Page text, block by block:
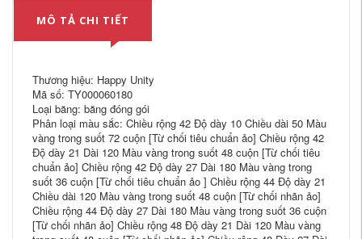
MÔ TẢ CHI TIẾT
Thương hiệu: Happy Unity
Mã số: TY000060180
Loại băng: băng đóng gói
Phân loại màu sắc: Chiều rộng 42 Độ dày 10 Chiều dài 50 Màu
vàng trong suốt 72 cuộn [Từ chối tiêu chuẩn ảo] Chiều rộng 42
Độ dày 21 Dài 120 Màu vàng trong suốt 48 cuộn [Từ chối tiêu
chuẩn ảo] Chiều rộng 42 Độ dày 27 Dài 180 Màu vàng trong
suốt 36 cuộn [Từ chối tiêu chuẩn ảo ] Chiều rộng 44 Độ dày 21
Chiều dài 120 Màu vàng trong suốt 48 cuộn [Từ chối nhãn ảo]
Chiều rộng 44 Độ dày 27 Dài 180 Màu vàng trong suốt 36 cuộn
[Từ chối nhãn ảo] Chiều rộng 48 Độ dày 21 Dài 120 Màu vàng